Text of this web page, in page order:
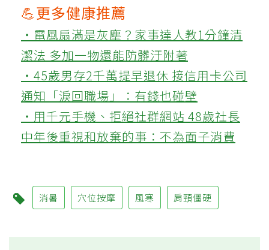
💪更多健康推薦
‧電風扇滿是灰塵？家事達人教1分鐘清
潔法 多加一物還能防髒汙附著
‧45歲男存2千萬提早退休 接信用卡公司
通知「淚回職場」：有錢也碰壁
‧用千元手機、拒絕社群網站 48歲社長
中年後重視和放棄的事：不為面子消費
消暑 穴位按摩 風寒 肩頸僵硬